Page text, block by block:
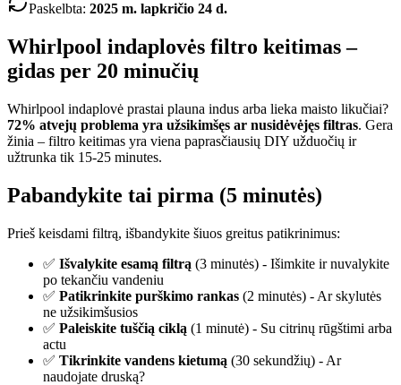
Paskelbta: 2025 m. lapkričio 24 d.
Whirlpool indaplovės filtro keitimas –
gidas per 20 minučių
Whirlpool indaplovė prastai plauna indus arba lieka maisto likučiai?
72% atvejų problema yra užsikimšęs ar nusidėvėjęs filtras. Gera
žinia – filtro keitimas yra viena paprasčiausių DIY užduočių ir
užtrunka tik 15-25 minutes.
Pabandykite tai pirma (5 minutės)
Prieš keisdami filtrą, išbandykite šiuos greitus patikrinimus:
✅ Išvalykite esamą filtrą (3 minutės) - Išimkite ir nuvalykite
po tekančiu vandeniu
✅ Patikrinkite purškimo rankas (2 minutės) - Ar skylutės
ne užsikimšusios
✅ Paleiskite tuščią ciklą (1 minutė) - Su citrinų rūgštimi arba
actu
✅ Tikrinkite vandens kietumą (30 sekundžių) - Ar
naudojate druską?